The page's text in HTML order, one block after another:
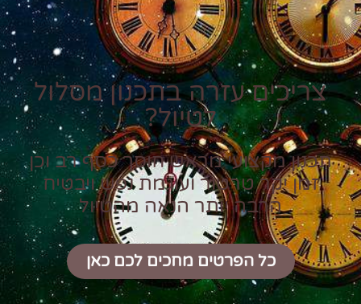
צריכים עזרה בתכנון מסלול
לטיול?
תכנון מקצועי מראש חוסך כסף רב וכן
זמן יקר טרטור ועוגמת נפש ויבטיח
הרבה יותר הנאה מהטיול
כל הפרטים מחכים לכם כאן